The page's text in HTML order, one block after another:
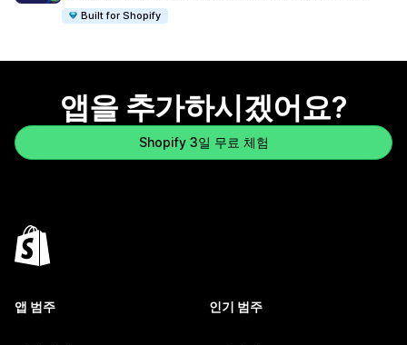
Built for Shopify
앱을 추가하시겠어요?
Shopify 3일 무료 체험
앱 범주 인기 범주